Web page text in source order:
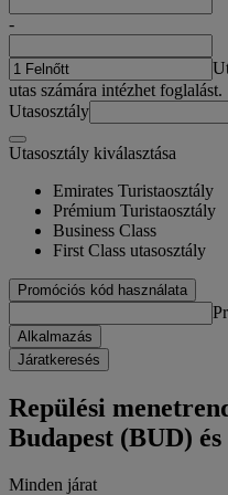
-
utas számára intézhet foglalást.
Utasosztály
Utasosztály kiválasztása
Emirates Turistaosztály
Prémium Turistaosztály
Business Class
First Class utasosztály
Promóciós kód használata
Alkalmazás
Járatkeresés
Repülési
Budapest (BUD)
Minden járat